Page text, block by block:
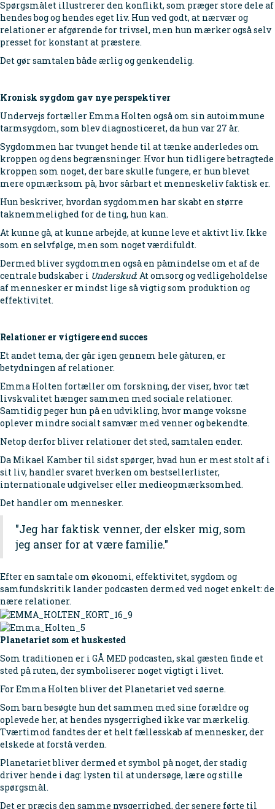
Spørgsmålet illustrerer den konflikt, som præger store dele af
hendes bog og hendes eget liv. Hun ved godt, at nærvær og
relationer er afgørende for trivsel, men hun mærker også selv
presset for konstant at præstere.
Det gør samtalen både ærlig og genkendelig.
Kronisk sygdom gav nye perspektiver
Undervejs fortæller Emma Holten også om sin autoimmune
tarmsygdom, som blev diagnosticeret, da hun var 27 år.
Sygdommen har tvunget hende til at tænke anderledes om
kroppen og dens begrænsninger. Hvor hun tidligere betragtede
kroppen som noget, der bare skulle fungere, er hun blevet
mere opmærksom på, hvor sårbart et menneskeliv faktisk er.
Hun beskriver, hvordan sygdommen har skabt en større
taknemmelighed for de ting, hun kan.
At kunne gå, at kunne arbejde, at kunne leve et aktivt liv. Ikke
som en selvfølge, men som noget værdifuldt.
Dermed bliver sygdommen også en påmindelse om et af de
centrale budskaber i Underskud: At omsorg og vedligeholdelse
af mennesker er mindst lige så vigtig som produktion og
effektivitet.
Relationer er vigtigere end succes
Et andet tema, der går igen gennem hele gåturen, er
betydningen af relationer.
Emma Holten fortæller om forskning, der viser, hvor tæt
livskvalitet hænger sammen med sociale relationer.
Samtidig peger hun på en udvikling, hvor mange voksne
oplever mindre socialt samvær med venner og bekendte.
Netop derfor bliver relationer det sted, samtalen ender.
Da Mikael Kamber til sidst spørger, hvad hun er mest stolt af i
sit liv, handler svaret hverken om bestsellerlister,
internationale udgivelser eller medieopmærksomhed.
Det handler om mennesker.
"Jeg har faktisk venner, der elsker mig, som
jeg anser for at være familie."
Efter en samtale om økonomi, effektivitet, sygdom og
samfundskritik lander podcasten dermed ved noget enkelt: de
nære relationer.
Planetariet som et huskested
Som traditionen er i GÅ MED podcasten, skal gæsten finde et
sted på ruten, der symboliserer noget vigtigt i livet.
For Emma Holten bliver det Planetariet ved søerne.
Som barn besøgte hun det sammen med sine forældre og
oplevede her, at hendes nysgerrighed ikke var mærkelig.
Tværtimod fandtes der et helt fællesskab af mennesker, der
elskede at forstå verden.
Planetariet bliver dermed et symbol på noget, der stadig
driver hende i dag: lysten til at undersøge, lære og stille
spørgsmål.
Det er præcis den samme nysgerrighed, der senere førte til